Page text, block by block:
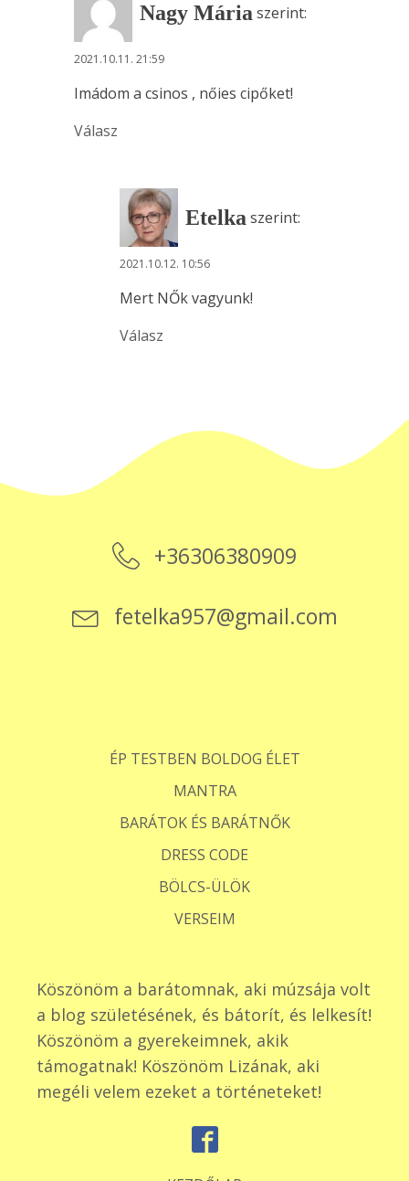
Nagy Mária szerint:
2021.10.11. 21:59
Imádom a csinos , nőies cipőket!
Válasz
Etelka szerint:
2021.10.12. 10:56
Mert NŐk vagyunk!
Válasz
+36306380909
fetelka957@gmail.com
ÉP TESTBEN BOLDOG ÉLET
MANTRA
BARÁTOK ÉS BARÁTNŐK
DRESS CODE
BÖLCS-ÜLÖK
VERSEIM
Köszönöm a barátomnak, aki múzsája volt
a blog születésének, és bátorít, és lelkesít!
Köszönöm a gyerekeimnek, akik
támogatnak! Köszönöm Lizának, aki
megéli velem ezeket a történeteket!